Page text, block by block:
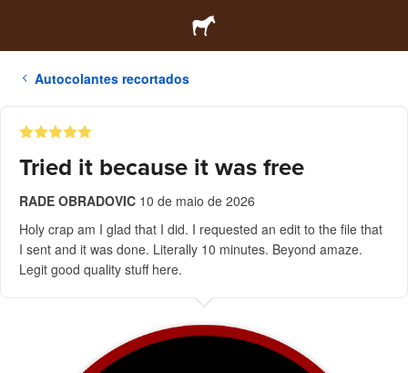
Autocolantes recortados
Tried it because it was free
RADE OBRADOVIC 10 de maio de 2026
Holy crap am I glad that I did. I requested an edit to the file that
I sent and it was done. Literally 10 minutes. Beyond amaze.
Legit good quality stuff here.